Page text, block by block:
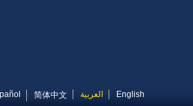
English العربية 简体中文
Español